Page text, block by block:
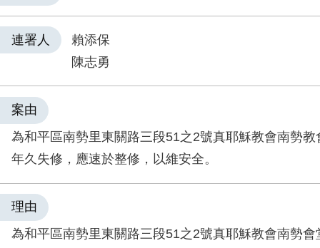
連署人
賴添保
陳志勇
案由
為和平區南勢里東關路三段51之2號真耶穌教會南勢
年久失修，應速於整修，以維安全。
理由
為和平區南勢里東關路三段51之2號真耶穌教會南勢